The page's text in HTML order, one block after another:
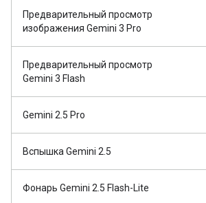
Предварительный просмотр
изображения Gemini 3 Pro
Предварительный просмотр
Gemini 3 Flash
Gemini 2.5 Pro
Вспышка Gemini 2.5
Фонарь Gemini 2.5 Flash-Lite